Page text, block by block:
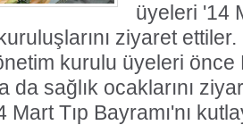
üyeleri '14
ziyaret
kurulu üyeleri
da sağlık ocaklarını
Tıp Bayramı'nı